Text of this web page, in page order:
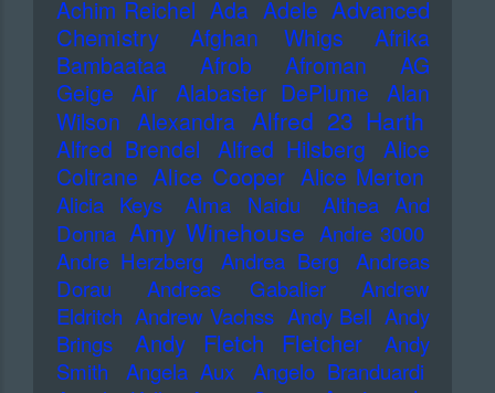
Achim Reichel Ada Adele Advanced
Chemistry
Afghan Whigs
Afrika
Bambaataa
Afrob Afroman
AG
Geige
Air Alabaster DePlume
Alan
Wilson Alexandra Alfred 23 Harth
Alfred Brendel Alfred Hilsberg
Alice
Coltrane Alice Cooper Alice Merton
Alicia Keys Alma Naidu
Althea And
Donna Amy Winehouse Andre 3000
Andre Herzberg
Andrea Berg
Andreas
Dorau
Andreas Gabalier
Andrew
Eldritch Andrew Vachss Andy Bell Andy
Brings
Andy Fletch Fletcher
Andy
Smith
Angela Aux
Angelo Branduardi